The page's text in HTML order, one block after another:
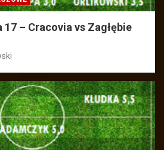
– Cracovia vs Zagłębie